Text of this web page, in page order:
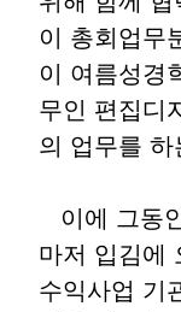
이 총회업무
이 여름성경
무인 편집디
의 업무를
이에 그동
마저 입김에
수익사업 기